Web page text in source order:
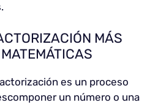
MÁS
es un proceso
un número o una